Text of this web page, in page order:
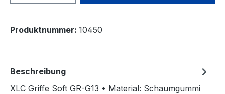
Produktnummer: 10450
Beschreibung
XLC Griffe Soft GR-G13 • Material: Schaumgummi